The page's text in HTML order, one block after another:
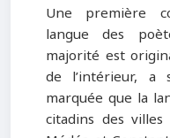
Une première
langue des
majorité est
de l’intérieur, a
marquée que la
citadins des